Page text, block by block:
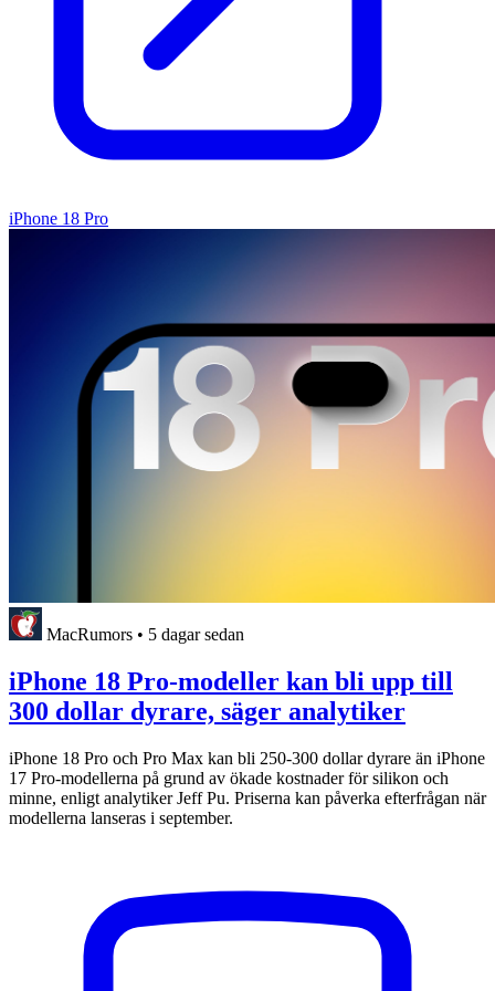
iPhone 18 Pro
MacRumors • 5 dagar sedan
iPhone 18 Pro-modeller kan bli upp till
300 dollar dyrare, säger analytiker
iPhone 18 Pro och Pro Max kan bli 250-300 dollar dyrare än iPhone
17 Pro-modellerna på grund av ökade kostnader för silikon och
minne, enligt analytiker Jeff Pu. Priserna kan påverka efterfrågan när
modellerna lanseras i september.